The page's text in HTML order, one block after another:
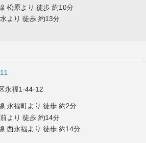
松原より 徒歩 約10分
より 徒歩 約13分
永福1-44-12
永福町より 徒歩 約2分
より 徒歩 約14分
西永福より 徒歩 約14分